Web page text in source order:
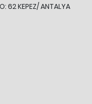
62 KEPEZ/ ANTALYA